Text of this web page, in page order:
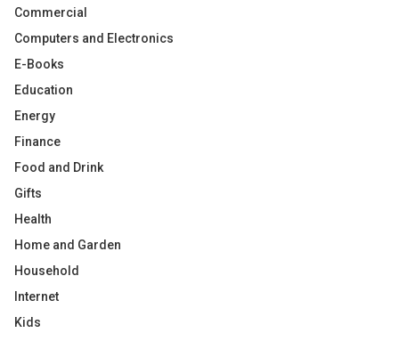
Commercial
Computers and Electronics
E-Books
Education
Energy
Finance
Food and Drink
Gifts
Health
Home and Garden
Household
Internet
Kids